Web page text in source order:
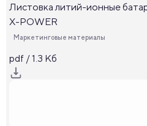
Листовка литий-ионные
X-POWER
Маркетинговые материалы
pdf / 1.3 Кб